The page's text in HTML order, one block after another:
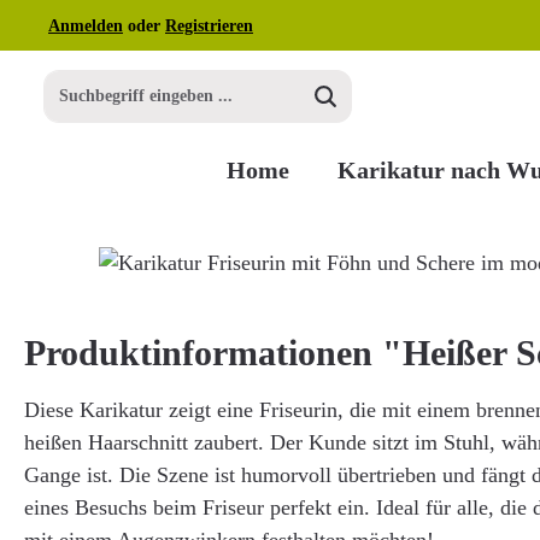
Hauptinhalt springen
Zur Suche springen
Zur Hauptnavigation springen
Anmelden oder Registrieren
Home Karikatur nach
Bildergalerie überspringen
Produktinformationen "Heißer
Diese Karikatur zeigt eine Friseurin, die mit einem
heißen Haarschnitt zaubert. Der Kunde sitzt im Stuhl,
Gange ist. Die Szene ist humorvoll übertrieben und fängt
eines Besuchs beim Friseur perfekt ein. Ideal für alle, die